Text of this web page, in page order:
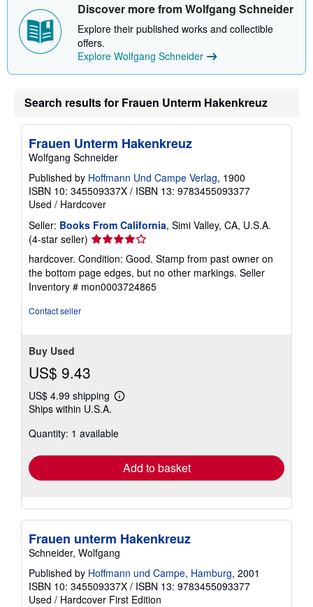
Discover more from Wolfgang Schneider
Explore their published works and collectible
offers.
Explore Wolfgang Schneider
Search results for Frauen Unterm Hakenkreuz
Frauen Unterm Hakenkreuz
Wolfgang Schneider
Published by Hoffmann Und Campe Verlag, 1900
ISBN 10: 345509337X / ISBN 13: 9783455093377
Used / Hardcover
Seller: Books From California, Simi Valley, CA, U.S.A.
(4-star seller) Seller
rating
4
out
of
hardcover. Condition: Good. Stamp from past owner on
the bottom page edges, but no other markings. Seller
Inventory # mon0003724865
Contact seller
Buy Used
US$ 9.43
US$ 4.99 shipping
Learn
shipping
Ships within U.S.A.
Quantity: 1 available
Add to basket
Frauen unterm Hakenkreuz
Schneider, Wolfgang
Published by Hoffmann und Campe, Hamburg, 2001
ISBN 10: 345509337X / ISBN 13: 9783455093377
Used / Hardcover First Edition